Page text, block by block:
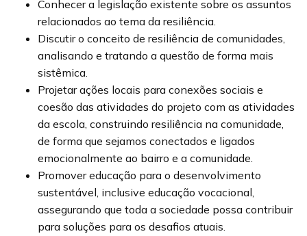
Conhecer a legislação existente sobre os assuntos
relacionados ao tema da resiliência.
Discutir o conceito de resiliência de comunidades,
analisando e tratando a questão de forma mais
sistêmica.
Projetar ações locais para conexões sociais e
coesão das atividades do projeto com as atividades
da escola, construindo resiliência na comunidade,
de forma que sejamos conectados e ligados
emocionalmente ao bairro e a comunidade.
Promover educação para o desenvolvimento
sustentável, inclusive educação vocacional,
assegurando que toda a sociedade possa contribuir
para soluções para os desafios atuais.